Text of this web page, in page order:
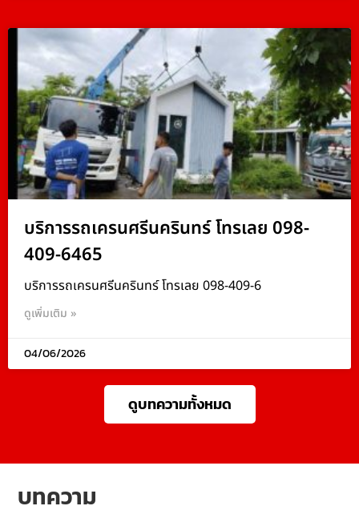
บริการรถเครนศรีนครินทร์ โทรเลย 098-
409-6465
บริการรถเครนศรีนครินทร์ โทรเลย 098-409-6
ดูเพิ่มเติม »
04/06/2026
ดูบทความทั้งหมด
บทความ